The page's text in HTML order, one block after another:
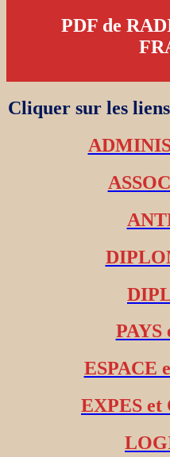
PDF de
Cliquer sur les
PAYS
ESPACE
EXPES et